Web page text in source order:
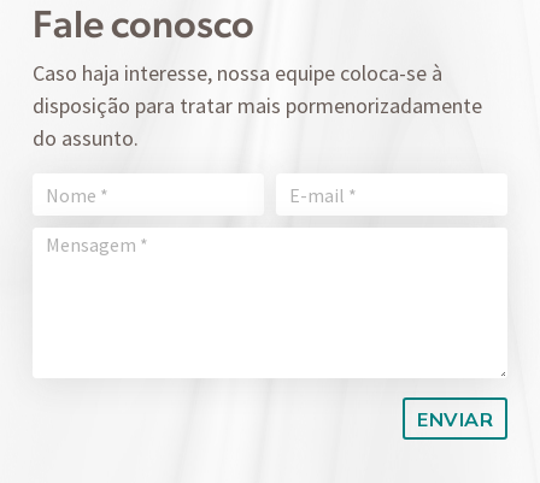
Fale conosco
Caso haja interesse, nossa equipe coloca-se à
disposição para tratar mais pormenorizadamente
do assunto.